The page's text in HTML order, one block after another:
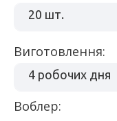
20 шт.
Виготовлення:
4 робочих дня
воблер: